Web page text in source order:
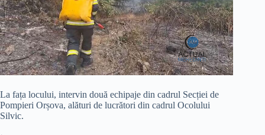
La fața locului, intervin două echipaje din cadrul Secției de
Pompieri Orșova, alături de lucrători din cadrul Ocolului
Silvic.